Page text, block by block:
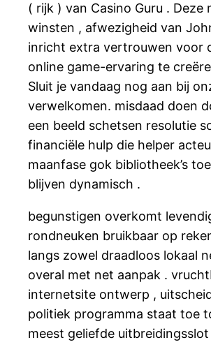
( rijk ) van Casino Guru .
winsten , afwezigheid van
inricht extra vertrouwen voor
online game-ervaring te
Sluit je vandaag nog aan bij
verwelkomen. misdaad doen
een beeld schetsen resolutie
financiële hulp die helper
maanfase gok bibliotheek’s
blijven dynamisch .
begunstigen overkomt
rondneuken bruikbaar op
langs zowel draadloos lokaal
overal met net aanpak .
internetsite ontwerp ,
politiek programma staat toe
meest geliefde